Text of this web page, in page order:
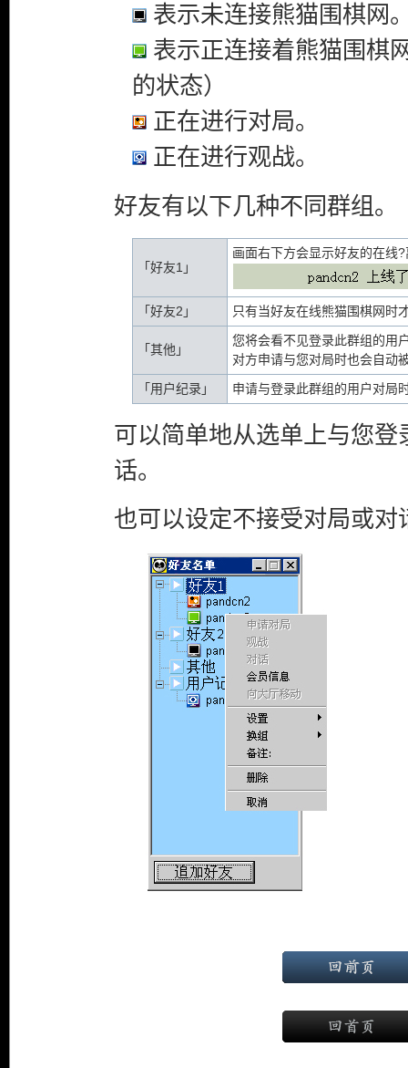
表示未连接熊猫围棋网
表示正连接着熊猫围棋
的状态）
正在进行对局。
正在进行观战。
好友有以下几种不同群组。
「好友1」
画面右下方会显示好友的在线
「好友2」 只有当好友在线熊猫围棋网时
「其他」
您将会看不见登录此群组的用
对方申请与您对局时也会自动
「用户纪录」
申请与登录此群组的用户对局
可以简单地从选单上与您
话。
也可以设定不接受对局或对